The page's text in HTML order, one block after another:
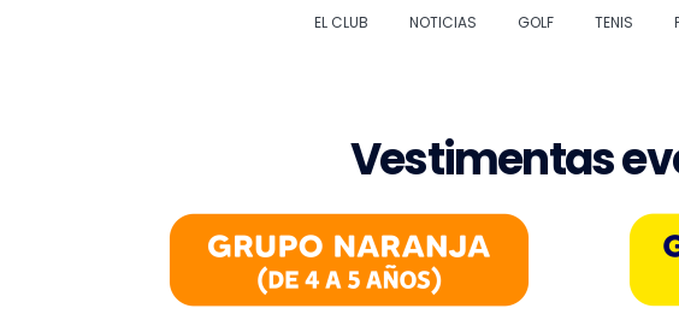
EL CLUB NOTICIAS GOLF TENIS
Vestimentasev